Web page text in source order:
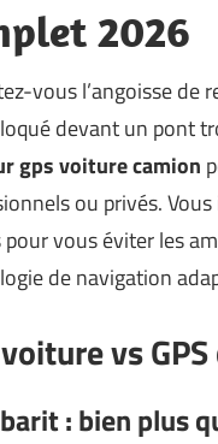
2026
vous l’angoisse de
devant un pont
gps voiture camion
ou privés.
pour vous éviter les
de navigation
voiture vs
: bien plus